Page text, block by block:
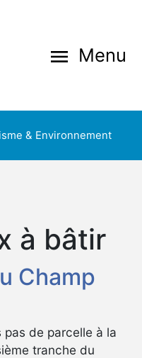
menu Menu
& Environnement
à bâtir
Champ
de parcelle à la
tranche du